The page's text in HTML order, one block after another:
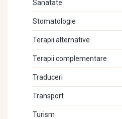
Sanatate
Stomatologie
Terapii alternative
Terapii complementare
Traduceri
Transport
Turism